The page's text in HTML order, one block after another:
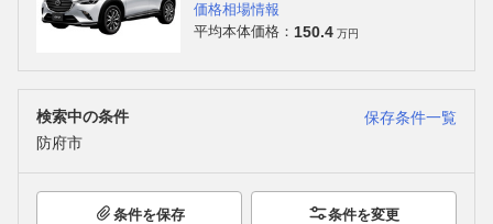
価格相場情報
平均本体価格： 150.4 万円
検索中の条件
保存条件一覧
防府市
条件を保存 条件を変更